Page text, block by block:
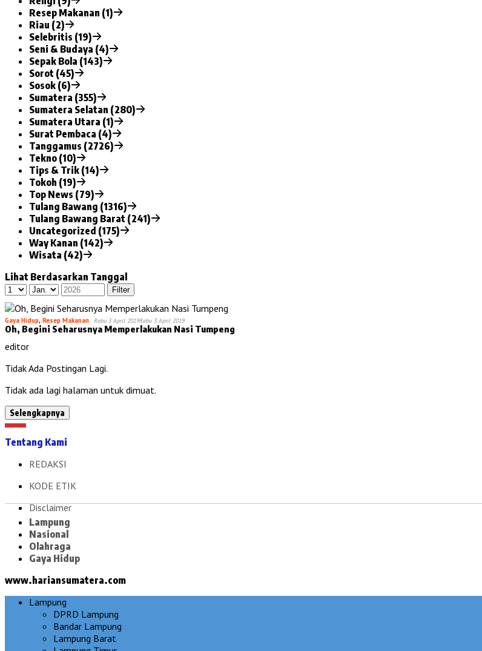
Resep Makanan (1)
Riau (2)
Selebritis (19)
Seni & Budaya (4)
Sepak Bola (143)
Sorot (45)
Sosok (6)
Sumatera (355)
Sumatera Selatan (280)
Sumatera Utara (1)
Surat Pembaca (4)
Tanggamus (2726)
Tekno (10)
Tips & Trik (14)
Tokoh (19)
Top News (79)
Tulang Bawang (1316)
Tulang Bawang Barat (241)
Uncategorized (175)
Way Kanan (142)
Wisata (42)
Lihat Berdasarkan Tanggal
Gaya Hidup, Resep Makanan Rabu 3 April 2019Rabu 3 April 2019
Oh, Begini Seharusnya Memperlakukan Nasi Tumpeng
editor
Tidak Ada Postingan Lagi.
Tidak ada lagi halaman untuk dimuat.
Selengkapnya
Tentang Kami
REDAKSI
KODE ETIK
Disclaimer
Lampung
Nasional
Olahraga
Gaya Hidup
www.hariansumatera.com
Lampung
DPRD Lampung
Bandar Lampung
Lampung Barat